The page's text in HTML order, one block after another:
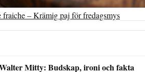
fraiche – Krämig paj för fredagsmys
Mitty: Budskap, ironi och fakta